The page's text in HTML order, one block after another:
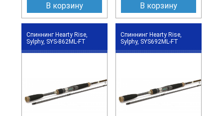
В корзину
В корзину
Спиннинг Hearty Rise,
Sylphy, SYS-862ML-FT
Спиннинг Hearty Rise,
Sylphy, SYS692ML-FT